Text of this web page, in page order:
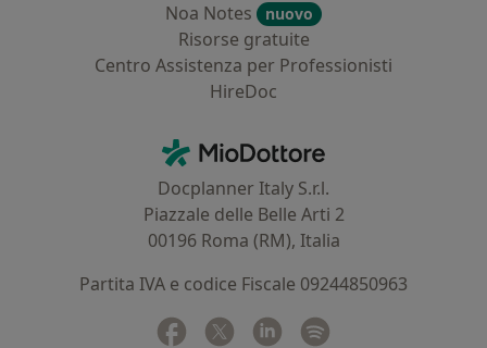
Noa Notes
nuovo
Risorse gratuite
Centro Assistenza per Professionisti
HireDoc
MioDottore - Homepage
Docplanner Italy S.r.l.
Piazzale delle Belle Arti 2
00196 Roma (RM), Italia
Partita IVA e codice Fiscale 09244850963
Facebook
si apre in una nuova scheda
Twitter
si apre in una nuova scheda
Linkedin
si apre in una nuova